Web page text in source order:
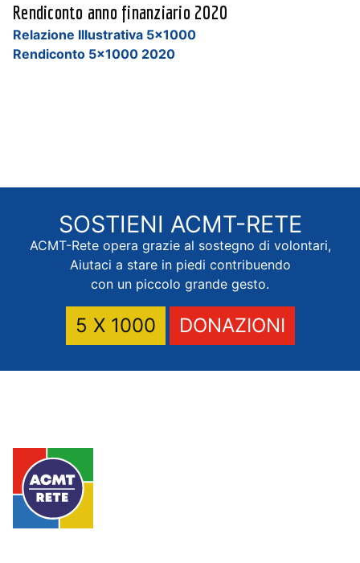
Rendiconto anno finanziario 2020
Relazione Illustrativa 5×1000
Rendiconto 5×1000 2020
SOSTIENI ACMT-RETE
ACMT-Rete opera grazie al sostegno di volontari,
Aiutaci a stare in piedi contribuendo
con un piccolo grande gesto.
5 X 1000 DONAZIONI